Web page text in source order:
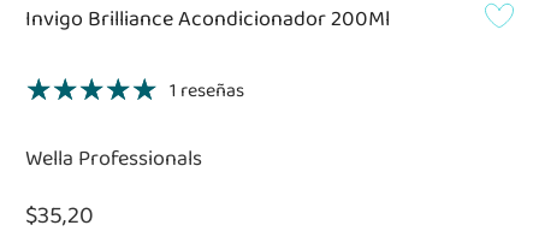
Invigo Brilliance Acondicionador 200Ml
1 reseñas
Wella Professionals
$35,20